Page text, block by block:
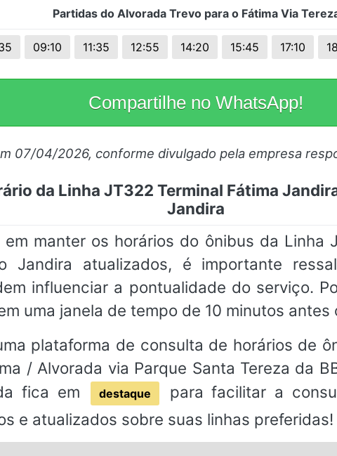
Partidas do Alvorada Trevo para o Fátima Via
09:10 11:35 12:55 14:20 15:45 17:10
Compartilhe no WhatsApp!
07/04/2026, conforme divulgado pela empresa
da Linha JT322 Terminal Fátima
Jandira
em manter os horários do ônibus da Linha
Jandira atualizados, é importante
influenciar a pontualidade do serviço.
uma janela de tempo de 10 minutos
plataforma de consulta de horários de
/ Alvorada via Parque Santa Tereza da
fica em
destaque
para facilitar a
e atualizados sobre suas linhas preferidas!